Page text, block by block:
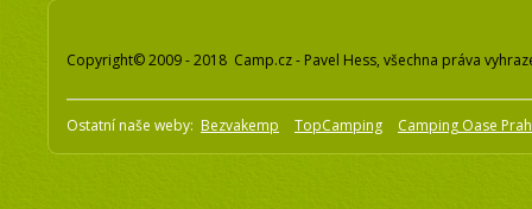
Copyright© 2009 - 2018 Camp.cz - Pavel Hess, všechna práva
Ostatní naše weby: Bezvakemp TopCamping Camping Oase